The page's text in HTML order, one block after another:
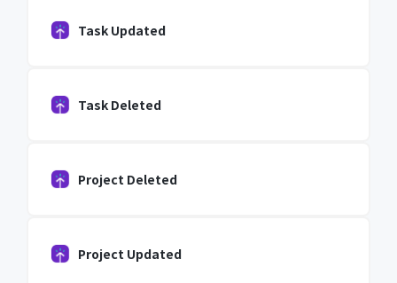
Task Updated
Task Deleted
Project Deleted
Project Updated